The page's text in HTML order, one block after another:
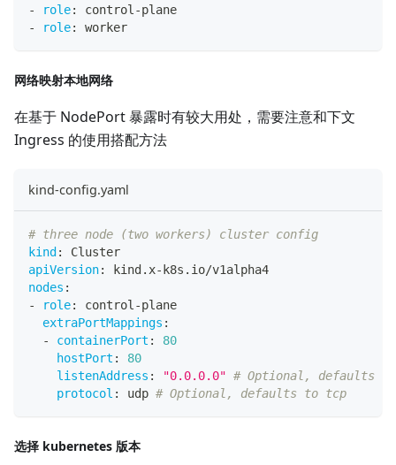
-
role: control -plane
-
role: worker
网络映射本地网络
在基于 NodePort 暴露时有较大用处，需要注意和下文
Ingress 的使用搭配方法
kind-config.yaml
# three node (two workers) cluster config
kind :
Cluster
apiVersion: kind.x- k8s.io/v1alpha4
nodes :
-
role: control -plane
extraPortMappings :
-
containerPort :
80
hostPort :
80
listenAddress : "0.0.0.0" # Optional, defaults
protocol : udp # Optional, defaults to tcp
选择 kubernetes 版本